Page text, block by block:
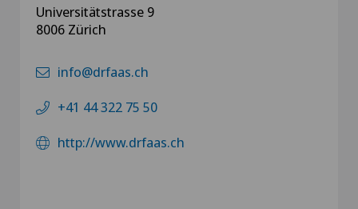
Universitätstrasse 9
8006 Zürich
info@drfaas.ch
+41 44 322 75 50
http://www.drfaas.ch